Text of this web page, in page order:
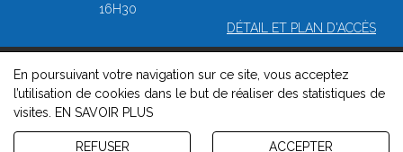
16H30
DÉTAIL ET PLAN D'ACCÈS
© 2026, Greffe du tribunal de commerce de Meaux -Mentions
légales-Contact -Gestion des cookies -Politique de
confidentialité et de cookies
Version : 1.8.1
En poursuivant votre navigation sur ce site, vous acceptez
l’utilisation de cookies dans le but de réaliser des statistiques de
visites.
EN SAVOIR PLUS
REFUSER ACCEPTER